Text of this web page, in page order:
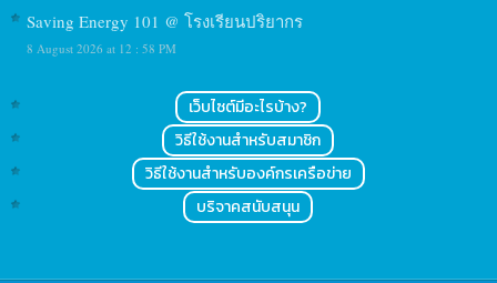
Saving Energy 101 @ โรงเรียนปริยากร
8 August 2026 at 12 : 58 PM
เว็บไซต์มีอะไรบ้าง?
วิธีใช้งานสำหรับสมาชิก
วิธีใช้งานสำหรับองค์กรเครือข่าย
บริจาคสนับสนุน